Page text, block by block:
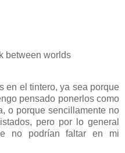
between worlds
en el tintero, ya sea porque
pensado ponerlos como
o porque sencillamente no
pero por lo general
no podrían faltar en mi